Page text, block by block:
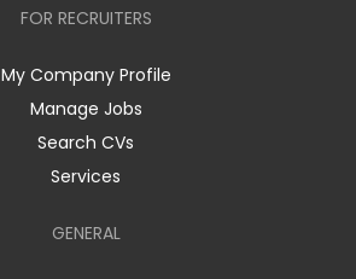
FOR RECRUITERS
My Company Profile
Manage Jobs
Search CVs
Services
GENERAL